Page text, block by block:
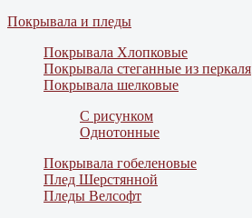
Покрывала и пледы
Покрывала Хлопковые
Покрывала стеганные из перкаля
Покрывала шелковые
С рисунком
Однотонные
Покрывала гобеленовые
Плед Шерстянной
Пледы Велсофт